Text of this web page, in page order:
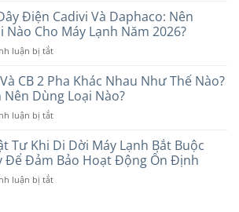
Các
Thương
Uy
Nên
Chọn
Nào
Hợp
Với
Cầu
2026
Lạnh
Treo
Tường
Hay
Trần
Tốt
Hơn?
So
Chi
Tiết
Khi
Điện Cadivi Và Daphaco: Nên
Nào Cho Máy Lạnh Năm 2026?
luận bị tắtở
Sánh
Điện
Cadivi
Daphaco:
Nên
Loại
CB 2 Pha Khác Nhau Như Thế Nào?
Nên Dùng Loại Nào?
luận bị tắtở
1
Pha
Và
CB
Tư Khi Di Dời Máy Lạnh Bắt Buộc
Để Đảm Bảo Hoạt Động Ổn Định
luận bị tắtở